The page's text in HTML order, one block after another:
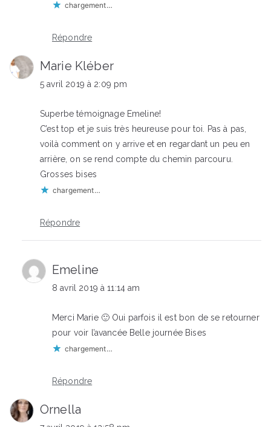
chargement…
Répondre
Marie Kléber
5 avril 2019 à 2:09 pm
Superbe témoignage Emeline!
C’est top et je suis très heureuse pour toi. Pas à pas,
voilà comment on y arrive et en regardant un peu en
arrière, on se rend compte du chemin parcouru.
Grosses bises
chargement…
Répondre
Emeline
8 avril 2019 à 11:14 am
Merci Marie 🙂 Oui parfois il est bon de se retourner
pour voir l’avancée Belle journée Bises
chargement…
Répondre
Ornella